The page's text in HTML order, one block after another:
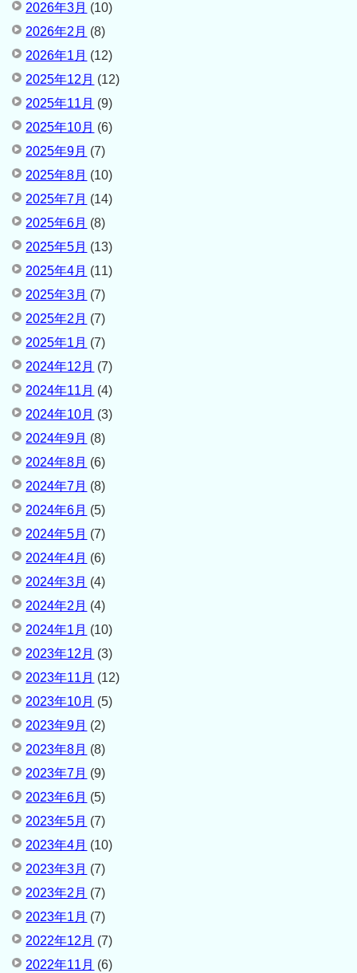
2026年3月 (10)
2026年2月 (8)
2026年1月 (12)
2025年12月 (12)
2025年11月 (9)
2025年10月 (6)
2025年9月 (7)
2025年8月 (10)
2025年7月 (14)
2025年6月 (8)
2025年5月 (13)
2025年4月 (11)
2025年3月 (7)
2025年2月 (7)
2025年1月 (7)
2024年12月 (7)
2024年11月 (4)
2024年10月 (3)
2024年9月 (8)
2024年8月 (6)
2024年7月 (8)
2024年6月 (5)
2024年5月 (7)
2024年4月 (6)
2024年3月 (4)
2024年2月 (4)
2024年1月 (10)
2023年12月 (3)
2023年11月 (12)
2023年10月 (5)
2023年9月 (2)
2023年8月 (8)
2023年7月 (9)
2023年6月 (5)
2023年5月 (7)
2023年4月 (10)
2023年3月 (7)
2023年2月 (7)
2023年1月 (7)
2022年12月 (7)
2022年11月 (6)